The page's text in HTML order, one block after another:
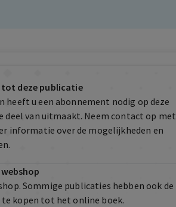
tot deze publicatie
heeft u een abonnement nodig op deze
van uitmaakt. Neem contact op met
informatie over de mogelijkheden en
Sommige publicaties hebben ook de
kopen tot het online boek.